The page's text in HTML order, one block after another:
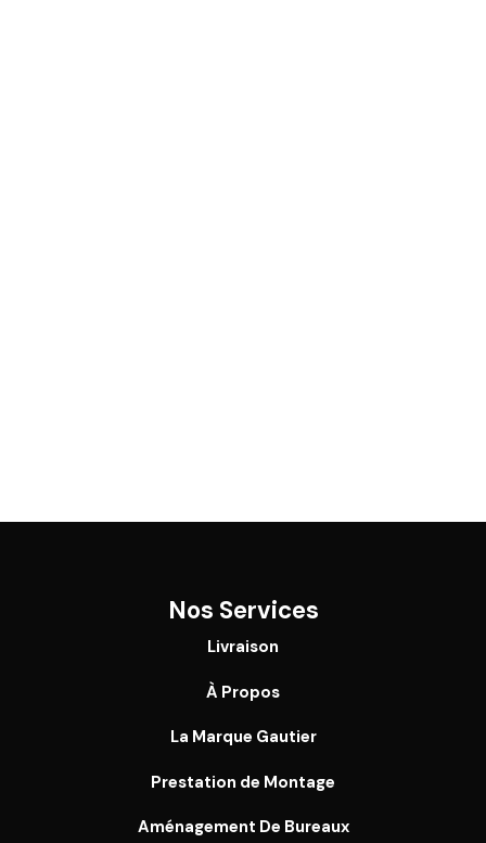
Nos Services
Livraison
À Propos
La Marque Gautier
Prestation de Montage
Aménagement De Bureaux